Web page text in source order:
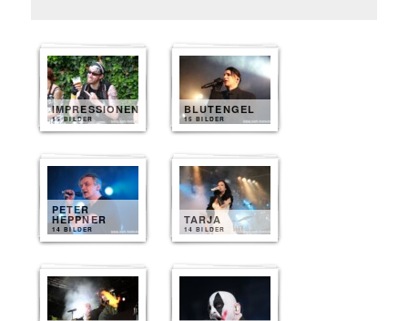
IMPRESSIONEN
15 BILDER
BLUTENGEL
15 BILDER
PETER
HEPPNER
14 BILDER
TARJA
14 BILDER